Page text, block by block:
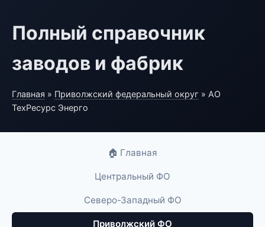
Полный справочник
заводов и фабрик
Главная » Приволжский федеральный округ » АО
ТехРесурс Энерго
🏠 Главная
Центральный ФО
Северо-Западный ФО
Приволжский ФО